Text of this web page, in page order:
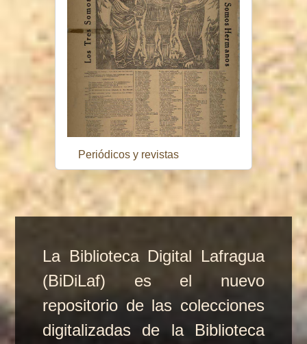
Periódicos y revistas
La Biblioteca Digital Lafragua
(BiDiLaf) es el nuevo
repositorio de las colecciones
digitalizadas de la Biblioteca